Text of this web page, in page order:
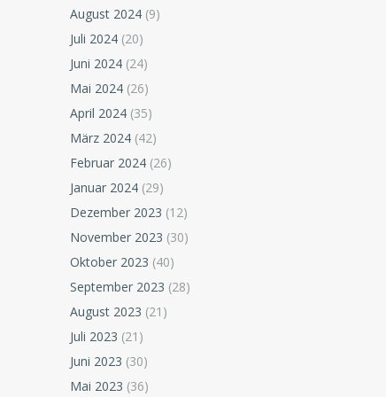
August 2024 (9)
Juli 2024 (20)
Juni 2024 (24)
Mai 2024 (26)
April 2024 (35)
März 2024 (42)
Februar 2024 (26)
Januar 2024 (29)
Dezember 2023 (12)
November 2023 (30)
Oktober 2023 (40)
September 2023 (28)
August 2023 (21)
Juli 2023 (21)
Juni 2023 (30)
Mai 2023 (36)